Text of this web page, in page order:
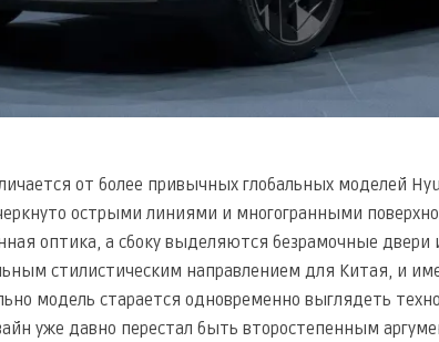
от более привычных глобальных моделей
острыми линиями и многогранными
оптика, а сбоку выделяются безрамочные двери
стилистическим направлением для Китая, и
модель старается одновременно выглядеть
уже давно перестал быть второстепенным